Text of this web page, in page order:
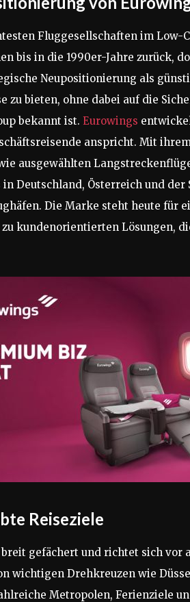
Fluggesellschaften im Low-
bis in die 1990er-Jahre zurück,
Neupositionierung als
zu bieten, ohne dabei auf die
bekannt ist. Eurowings
anspricht. Mit
ausgewählten
Deutschland, Österreich und
Die Marke steht heute für
kundenorientierten Lösungen,
Reiseziele
gefächert und richtet sich vor
wichtigen Drehkreuzen wie
Metropolen, Ferienziele